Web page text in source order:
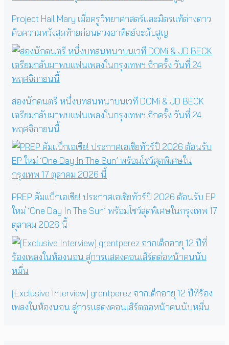
Project Hail Mary เมื่อครูวิทยาศาสตร์และมิตรแท้ต่างดาว
คือความหวังสุดท้ายก่อนดวงอาทิตย์จะดับสูญ
สองนักดนตรี หนึ่งบทสนทนาบนเวที DOMi & JD BECK
เตรียมกลับมาพบแฟนเพลงในกรุงเทพฯ อีกครั้ง วันที่ 24
พฤศจิกายนนี้
PREP คัมแบ็กเอเชีย! ประกาศเอเชียทัวร์ปี 2026 ต้อนรับ EP
ใหม่ ‘One Day In The Sun’ พร้อมโชว์สุดพิเศษในกรุงเทพ 17
ตุลาคม 2026 นี้
[Exclusive Interview] grentperez จากเด็กอายุ 12 ปีที่ร้อง
เพลงในห้องนอน สู่การแสดงคอนเสิร์ตต่อหน้าคนนับหมื่น